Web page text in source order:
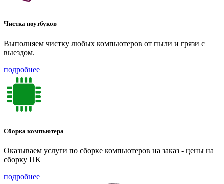
Чистка ноутбуков
Выполняем чистку любых компьютеров от пыли и грязи с
выездом.
подробнее
Сборка компьютера
Оказываем услуги по сборке компьютеров на заказ - цены на
сборку ПК
подробнее